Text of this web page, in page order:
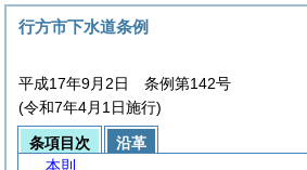
行方市下水道条例
平成17年9月2日 条例第142号
(令和7年4月1日施行)
条項目次
沿革
本則